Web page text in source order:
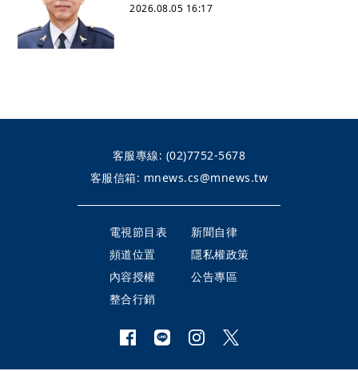
2026.08.05 16:17
客服專線: (02)7752-5678
客服信箱: mnews.cs@mnews.tw
電視節目表
新聞自律
頻道位置
隱私權政策
內容授權
公告專區
整合行銷